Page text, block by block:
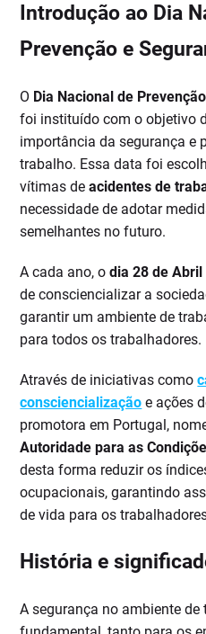
Introdução ao Dia
Prevenção e
O Dia Nacional de
foi instituído com o objetivo
importância da segurança e
trabalho. Essa data foi
vítimas deacidentes de
necessidade de adotar
semelhantes no futuro.
A cada ano, odia 28 de Abril
de consciencializar a
garantir um ambiente de
para todos os trabalhadores.
Através de iniciativas como
consciencialização e ações
promotora em Portugal,
Autoridade para as
desta forma reduzir os
ocupacionais, garantindo
de vida para os
História e
A segurança no ambiente